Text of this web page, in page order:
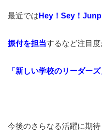
最近では Hey ！ Sey ！ Junp
振付を担当するなど注目
「新しい学校のリーダーズ
今後のさらなる活躍に期待